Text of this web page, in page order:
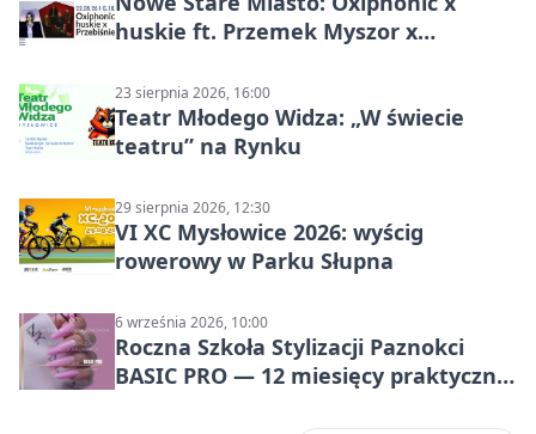
huskie ft. Przemek Myszor x
23 sierpnia 2026, 16:00
Teatr Młodego Widza: „W świecie
teatru” na Rynku
29 sierpnia 2026, 12:30
VI XC Mysłowice 2026: wyścig
rowerowy w Parku Słupna
6 września 2026, 10:00
Roczna Szkoła Stylizacji Paznokci
BASIC PRO — 12 miesięcy praktycznej